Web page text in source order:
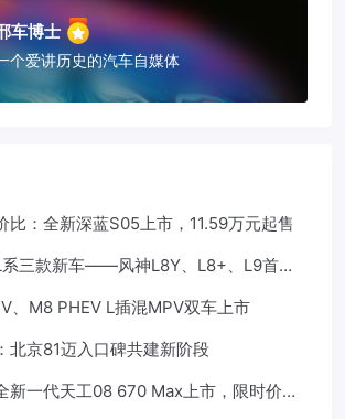
车博士
个爱讲历史的汽车自媒体
比：全新深蓝S05上市，11.59万元起售
系三款新车——风神L8Y、L8+、L9首发
、M8 PHEV L插混MPV双车上市
北京81迈入口碑共建新阶段
新一代天工08 670 Max上市，限时价